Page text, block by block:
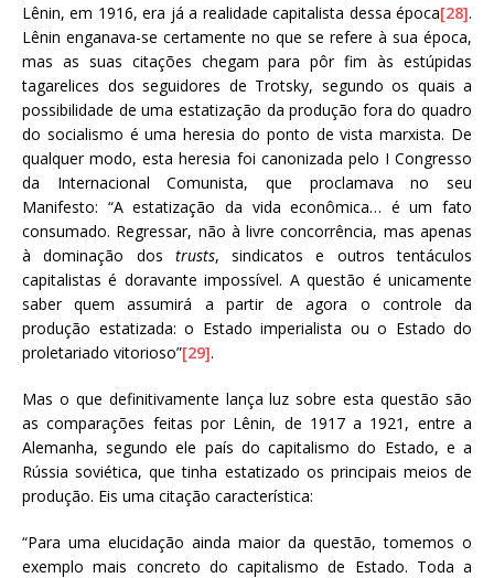
Lênin, em 1916, era já a realidade capitalista dessa época[28].
Lênin enganava-se certamente no que se refere à sua época,
mas as suas citações chegam para pôr fim às estúpidas
tagarelices dos seguidores de Trotsky, segundo os quais a
possibilidade de uma estatização da produção fora do quadro
do socialismo é uma heresia do ponto de vista marxista. De
qualquer modo, esta heresia foi canonizada pelo I Congresso
da Internacional Comunista, que proclamava no seu
Manifesto: “A estatização da vida econômica… é um fato
consumado. Regressar, não à livre concorrência, mas apenas
à dominação dos trusts, sindicatos e outros tentáculos
capitalistas é doravante impossível. A questão é unicamente
saber quem assumirá a partir de agora o controle da
produção estatizada: o Estado imperialista ou o Estado do
proletariado vitorioso”[29].
Mas o que definitivamente lança luz sobre esta questão são
as comparações feitas por Lênin, de 1917 a 1921, entre a
Alemanha, segundo ele país do capitalismo do Estado, e a
Rússia soviética, que tinha estatizado os principais meios de
produção. Eis uma citação característica:
“Para uma elucidação ainda maior da questão, tomemos o
exemplo mais concreto do capitalismo de Estado. Toda a